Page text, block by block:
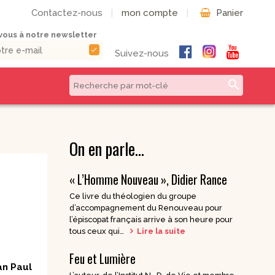
Contactez-nous mon compte Panier
à notre newsletter
check Suivez-nous
Musique et Chants /
CD pour prier
CD Histoire de
CD Petites
CD Parcours
Partitions de
musique
Vie pratique
search
Paul
On en parle…
« L’Homme Nouveau », Didier Rance
Ce livre du théologien du groupe
d’accompagnement du Renouveau pour
l’épiscopat français arrive à son heure pour
tous ceux qui…
Lire la suite
Feu et Lumière